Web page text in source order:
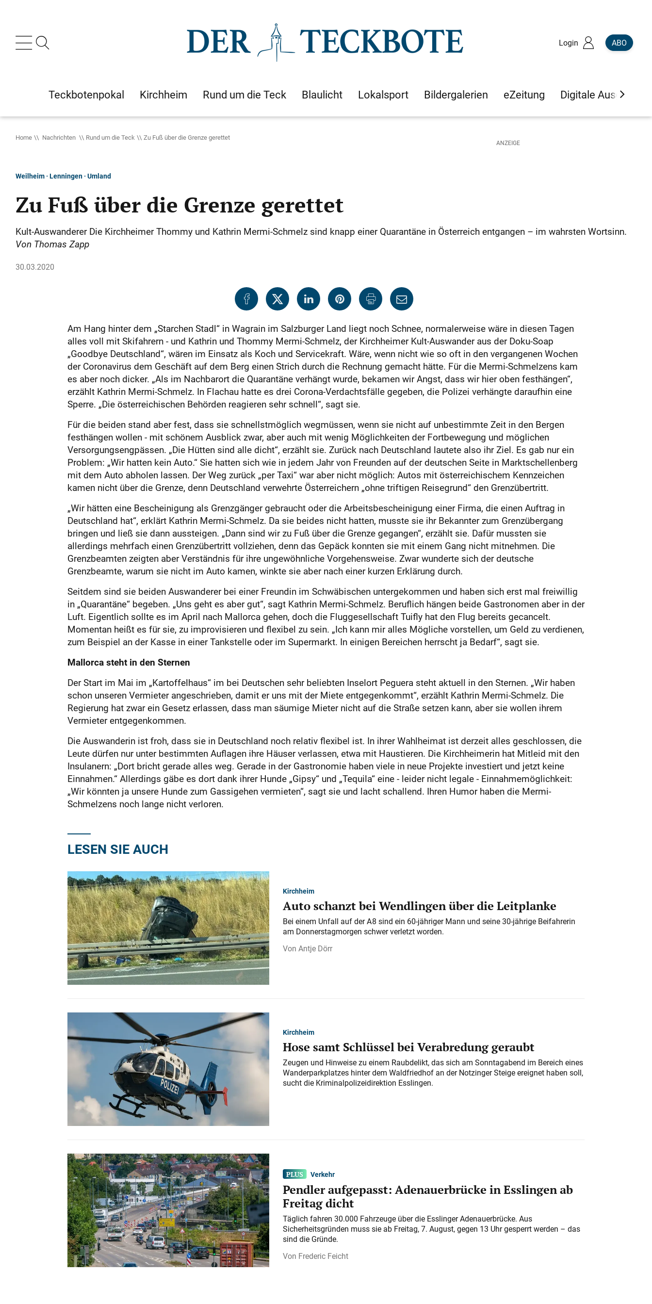
Login ABO
Teckbotenpokal Kirchheim Rund um die Teck Blaulicht Lokalsport Bildergalerien eZeitung Digitale Ausgaben
Home Nachrichten Rund um die Teck Zu Fuß über die Grenze gerettet
Weilheim · Lenningen · Umland
Zu Fuß über die Grenze gerettet
Kult-Auswanderer Die Kirchheimer Thommy und Kathrin Mermi-Schmelz sind knapp einer Quarantäne in Österreich entgangen – im wahrsten Wortsinn.
Von Thomas Zapp
30.03.2020
Am Hang hinter dem „Starchen Stadl“ in Wagrain im Salzburger Land liegt noch Schnee, normalerweise wäre in diesen Tagen
alles voll mit Skifahrern - und Kathrin und Thommy Mermi-Schmelz, der Kirchheimer Kult-Auswander aus der Doku-Soap
„Goodbye Deutschland“, wären im Einsatz als Koch und Servicekraft. Wäre, wenn nicht wie so oft in den vergangenen Wochen
der Coronavirus dem Geschäft auf dem Berg einen Strich durch die Rechnung gemacht hätte. Für die Mermi-Schmelzens kam
es aber noch dicker. „Als im Nachbarort die Quarantäne verhängt wurde, bekamen wir Angst, dass wir hier oben festhängen“,
erzählt Kathrin Mermi-Schmelz. In Flachau hatte es drei Corona-Verdachtsfälle gegeben, die Polizei verhängte daraufhin eine
Sperre. „Die österreichischen Behörden reagieren sehr schnell“, sagt sie.
Für die beiden stand aber fest, dass sie schnellstmöglich wegmüssen, wenn sie nicht auf unbestimmte Zeit in den Bergen
festhängen wollen - mit schönem Ausblick zwar, aber auch mit wenig Möglichkeiten der Fortbewegung und möglichen
Versorgungsengpässen. „Die Hütten sind alle dicht“, erzählt sie. Zurück nach Deutschland lautete also ihr Ziel. Es gab nur ein
Problem: „Wir hatten kein Auto.“ Sie hatten sich wie in jedem Jahr von Freunden auf der deutschen Seite in Marktschellenberg
mit dem Auto abholen lassen. Der Weg zurück „per Taxi“ war aber nicht möglich: Autos mit österreichischem Kennzeichen
kamen nicht über die Grenze, denn Deutschland verwehrte Österreichern „ohne triftigen Reisegrund“ den Grenzübertritt.
„Wir hätten eine Bescheinigung als Grenzgänger gebraucht oder die Arbeitsbescheinigung einer Firma, die einen Auftrag in
Deutschland hat“, erklärt Kathrin Mermi-Schmelz. Da sie beides nicht hatten, musste sie ihr Bekannter zum Grenzübergang
bringen und ließ sie dann aussteigen. „Dann sind wir zu Fuß über die Grenze gegangen“, erzählt sie. Dafür mussten sie
allerdings mehrfach einen Grenzübertritt vollziehen, denn das Gepäck konnten sie mit einem Gang nicht mitnehmen. Die
Grenzbeamten zeigten aber Verständnis für ihre ungewöhnliche Vorgehensweise. Zwar wunderte sich der deutsche
Grenzbeamte, warum sie nicht im Auto kamen, winkte sie aber nach einer kurzen Erklärung durch.
Seitdem sind sie beiden Auswanderer bei einer Freundin im Schwäbischen untergekommen und haben sich erst mal freiwillig
in „Quarantäne“ begeben. „Uns geht es aber gut“, sagt Kath­rin Mermi-Schmelz. Beruflich hängen beide Gastronomen aber in der
Luft. Eigentlich sollte es im April nach Mallorca gehen, doch die Fluggesellschaft Tuifly hat den Flug bereits gecancelt.
Momentan heißt es für sie, zu improvisieren und flexibel zu sein. „Ich kann mir alles Mögliche vorstellen, um Geld zu verdienen,
zum Beispiel an der Kasse in einer Tankstelle oder im Supermarkt. In einigen Bereichen herrscht ja Bedarf“, sagt sie.
Mallorca steht in den Sternen
Der Start im Mai im „Kartoffelhaus“ im bei Deutschen sehr beliebten Inselort Peguera steht aktuell in den Sternen. „Wir haben
schon unseren Vermieter angeschrieben, damit er uns mit der Miete entgegenkommt“, erzählt Kathrin Mermi-Schmelz. Die
Regierung hat zwar ein Gesetz erlassen, dass man säumige Mieter nicht auf die Straße setzen kann, aber sie wollen ihrem
Vermieter entgegenkommen.
Die Auswanderin ist froh, dass sie in Deutschland noch relativ flexibel ist. In ihrer Wahlheimat ist derzeit alles geschlossen, die
Leute dürfen nur unter bestimmten Auflagen ihre Häuser verlassen, etwa mit Haustieren. Die Kirchheimerin hat Mitleid mit den
Insulanern: „Dort bricht gerade alles weg. Gerade in der Gastronomie haben viele in neue Projekte inves­tiert und jetzt keine
Einnahmen.“ Allerdings gäbe es dort dank ihrer Hunde „Gipsy“ und „Tequila“ eine - leider nicht legale - Einnahmemöglichkeit:
„Wir könnten ja unsere Hunde zum Gassigehen vermieten“, sagt sie und lacht schallend. Ihren Humor haben die Mermi-
Schmelzens noch lange nicht verloren.
LESEN SIE AUCH
Kirchheim
Auto schanzt bei Wendlingen über die Leitplanke
Bei einem Unfall auf der A 8 sind ein 60-jähriger Mann und seine 30-jährige Beifahrerin
am Donnerstagmorgen schwer verletzt worden.
Antje Dörr
Kirchheim
Hose samt Schlüssel bei Verabredung geraubt
Zeugen und Hinweise zu einem Raubdelikt, das sich am Sonntagabend im Bereich eines
Wanderparkplatzes hinter dem Waldfriedhof an der Notzinger Steige ereignet haben soll,
sucht die Kriminalpolizeidirektion Esslingen.
Verkehr
Pendler aufgepasst: Adenauerbrücke in Esslingen ab
Freitag dicht
Täglich fahren 30.000 Fahrzeuge über die Esslinger Adenauerbrücke. Aus
Sicherheitsgründen muss sie ab Freitag, 7. August, gegen 13 Uhr gesperrt werden – das
sind die Gründe.
Frederic Feicht